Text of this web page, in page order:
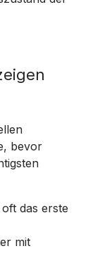
bevor
oft das erste
mit